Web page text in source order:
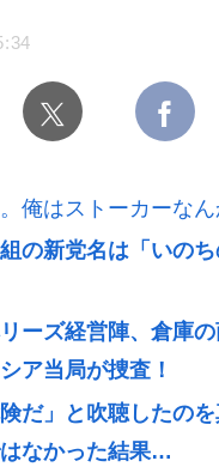
俺はストーカーなん
の新党名は「いの
ーズ経営陣、倉庫
ア当局が捜査！
険だ」と吹聴したの
なかった結果…